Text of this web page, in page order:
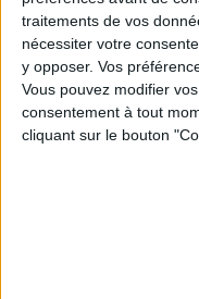
traitements de vos
nécessiter votre
y opposer. Vos
Vous pouvez modifier
consentement à tout
cliquant sur le bouton
Je